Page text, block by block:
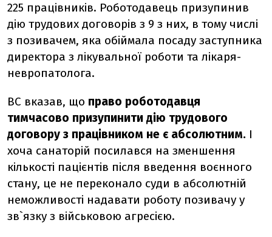
225 працівників. Роботодавець призупинив
дію трудових договорів з 9 з них, в тому числі
з позивачем, яка обіймала посаду заступника
директора з лікувальної роботи та лікаря-
невропатолога.
ВС вказав, що право роботодавця
тимчасово призупинити дію трудового
договору з працівником не є абсолютним. І
хоча санаторій посилався на зменшення
кількості пацієнтів після введення воєнного
стану, це не переконало суди в абсолютній
неможливості надавати роботу позивачу у
зв`язку з військовою агресією.